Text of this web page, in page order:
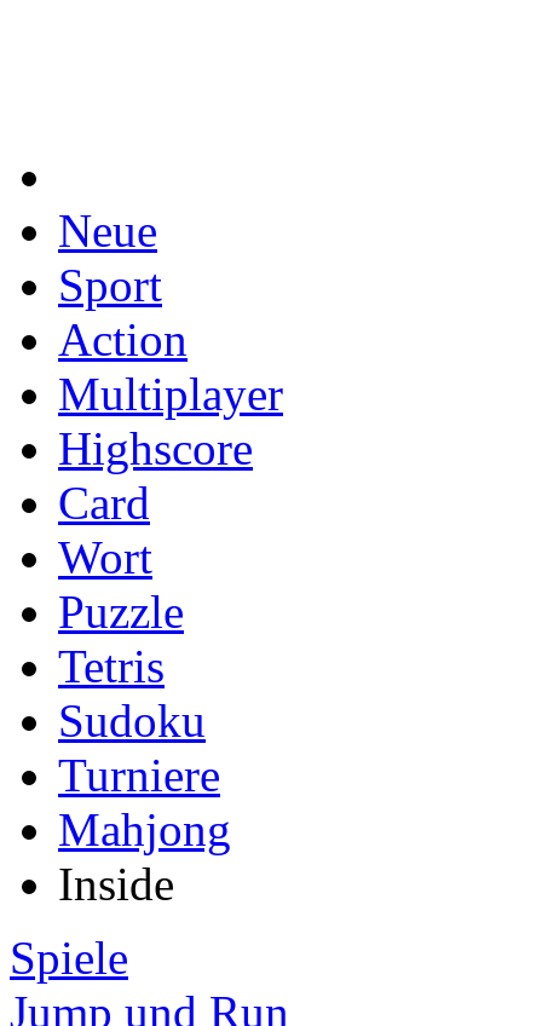
Neue
Sport
Action
Multiplayer
Highscore
Card
Wort
Puzzle
Tetris
Sudoku
Turniere
Mahjong
Inside
Spiele
Jump und Run